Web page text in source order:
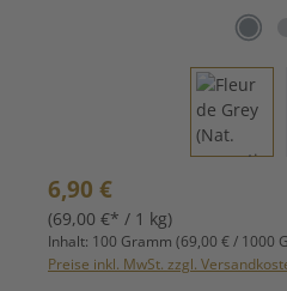
Regulärer Preis:
6,90 €
(69,00 €* / 1 kg)
Inhalt: 100 Gramm (69,00 € / 1000
Preise inkl. MwSt. zzgl.